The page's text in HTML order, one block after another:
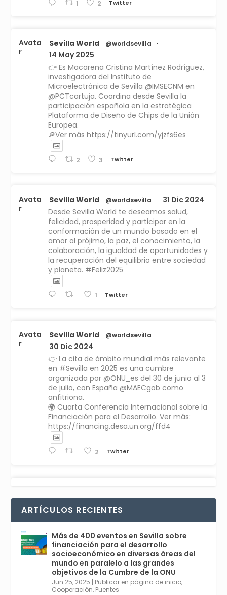
1 2 Twitter
Avata
r
Sevilla World @worldsevilla ·
14 May 2025
👉 Es Macarena Cristina Martínez Rodríguez,
investigadora del Instituto de
Microelectrónica de Sevilla @IMSECNM en
@PCTcartuja. Coordina desde Sevilla la
participación española en la estratégica
Plataforma de Diseño de Chips de la Unión
Europea.
🔎Ver más https://tinyurl.com/yjzfs6es
2 3 Twitter
Avata
r
Sevilla World @worldsevilla ·
31 Dic 2024
Desde Sevilla World te deseamos salud,
felicidad, prosperidad y participar en la
conformación de un mundo basado en el
amor al prójimo, la paz, el conocimiento, la
colaboración, la igualdad de oportunidades y
la recuperación del equilibrio entre sociedad
y planeta. #Feliz2025
1 Twitter
Avata
r
Sevilla World @worldsevilla ·
30 Dic 2024
👉 La cita de ámbito mundial más relevante
en #Sevilla en 2025 es una cumbre
organizada por @ONU_es del 30 de junio al 3
de julio, con España @MAECgob como
anfitriona.
🌍 Cuarta Conferencia Internacional sobre la
Financiación para el Desarrollo. Ver más:
https://financing.desa.un.org/ffd4
2 Twitter
r
comienza en Sevilla este lunes 2 con la
Conferencia Internacional sobre Catálisis, y
con el Congreso de Parasitología. Del día 3 al
6, Congreso de Metodología de Ciencias
Sociales y la Salud; y los días 5 y 6 Jornadas
de Economía Industrial.
4
1 2 Twitter
ARTÍCULOS RECIENTES
Más de 400 eventos en Sevilla sobre
financiación para el desarrollo
socioeconómico en diversas áreas del
mundo en paralelo a las grandes
objetivos de la Cumbre de la ONU
Jun 25, 2025 | Publicar en página de inicio,
Cooperación, Puentes